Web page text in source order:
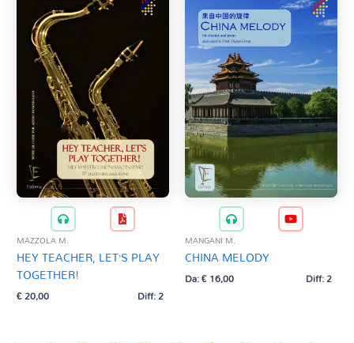
MAZZOLA M.
HEY TEACHER, LET’S PLAY
TOGETHER!
€20,00 Diff: 2
MANGANI M.
CHINA MELODY
Da:€16,00 Diff: 2